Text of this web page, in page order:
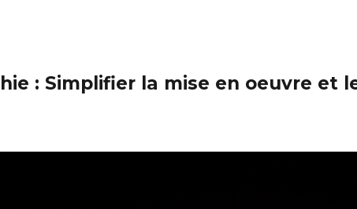
: Simplifier la mise en oeuvre et